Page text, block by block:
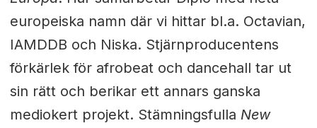
europeiska namn där vi hittar bl.a. Octavian,
IAMDDB och Niska. Stjärnproducentens
förkärlek för afrobeat och dancehall tar ut
sin rätt och berikar ett annars ganska
mediokert projekt. Stämningsfulla New